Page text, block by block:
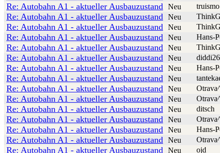
Re: Autobahn A1 - aktueller Ausbauzustand Neu truismo
Re: Autobahn A1 - aktueller Ausbauzustand Neu
Re: Autobahn A1 - aktueller Ausbauzustand Neu
Re: Autobahn A1 - aktueller Ausbauzustand Neu Hans-
Re: Autobahn A1 - aktueller Ausbauzustand Neu
Re: Autobahn A1 - aktueller Ausbauzustand Neu diddi26
Re: Autobahn A1 - aktueller Ausbauzustand Neu Hans-
Re: Autobahn A1 - aktueller Ausbauzustand Neu
Re: Autobahn A1 - aktueller Ausbauzustand Neu
Re: Autobahn A1 - aktueller Ausbauzustand Neu
Re: Autobahn A1 - aktueller Ausbauzustand Neu ditsch
Re: Autobahn A1 - aktueller Ausbauzustand Neu
Re: Autobahn A1 - aktueller Ausbauzustand Neu Hans-
Re: Autobahn A1 - aktueller Ausbauzustand Neu
Re: Autobahn A1 - aktueller Ausbauzustand Neu ojd